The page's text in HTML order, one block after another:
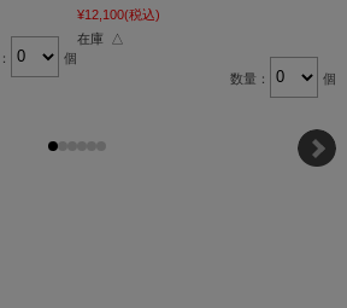
個
¥12,100(税込)
在庫 △
数量： 個